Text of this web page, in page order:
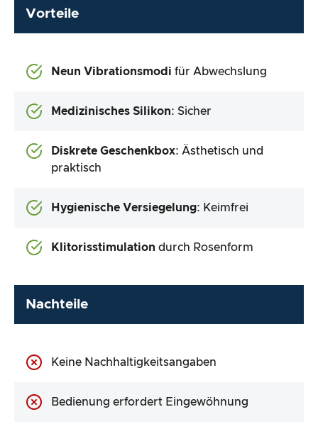
Vorteile
Neun Vibrationsmodi für Abwechslung
Medizinisches Silikon: Sicher
Diskrete Geschenkbox: Ästhetisch und
praktisch
Hygienische Versiegelung: Keimfrei
Klitorisstimulation durch Rosenform
Nachteile
Keine Nachhaltigkeitsangaben
Bedienung erfordert Eingewöhnung